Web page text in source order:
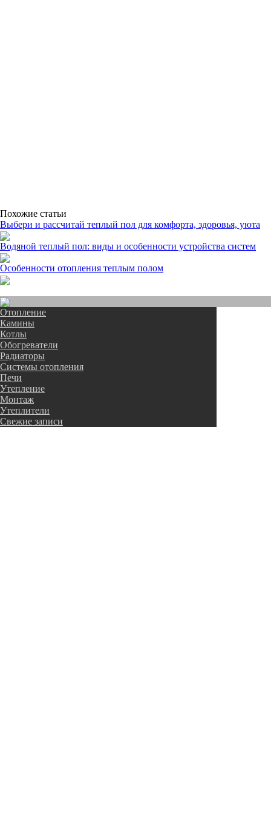
Похожие статьи
Выбери и рассчитай теплый пол для комфорта, здоровья, уюта
Водяной теплый пол: виды и особенности устройства систем
Особенности отопления теплым полом
Отопление
Камины
Котлы
Обогреватели
Радиаторы
Системы отопления
Печи
Утепление
Монтаж
Утеплители
Свежие записи